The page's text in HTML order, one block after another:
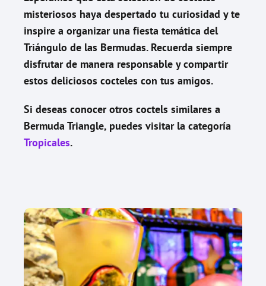
misteriosos haya despertado tu curiosidad y te
inspire a organizar una fiesta temática del
Triángulo de las Bermudas. Recuerda siempre
disfrutar de manera responsable y compartir
estos deliciosos cocteles con tus amigos.
Si deseas conocer otros coctels similares a
Bermuda Triangle, puedes visitar la categoría
Tropicales.